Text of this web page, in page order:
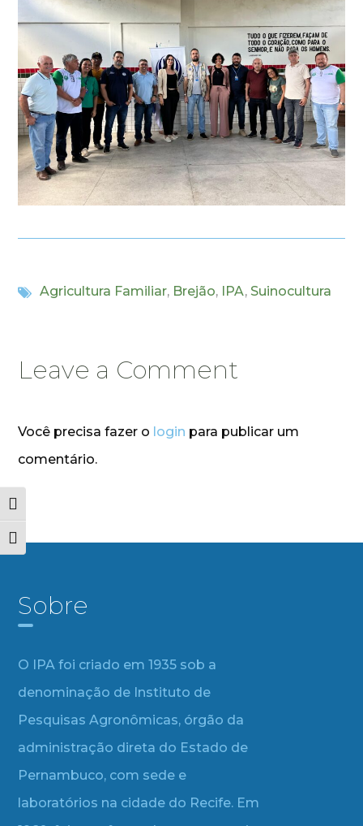
Alternar alto contraste
Alternar tamanho da fonte
Agricultura Familiar, Brejão, IPA, Suinocultura
Leave a Comment
Você precisa fazer o login para publicar um
comentário.
Sobre
O IPA foi criado em 1935 sob a
denominação de Instituto de
Pesquisas Agronômicas, órgão da
administração direta do Estado de
Pernambuco, com sede e
laboratórios na cidade do Recife. Em